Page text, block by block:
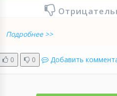
Подробнее >>
0 0 Добавить